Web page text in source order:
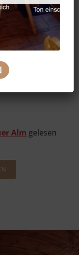
Alm gelesen